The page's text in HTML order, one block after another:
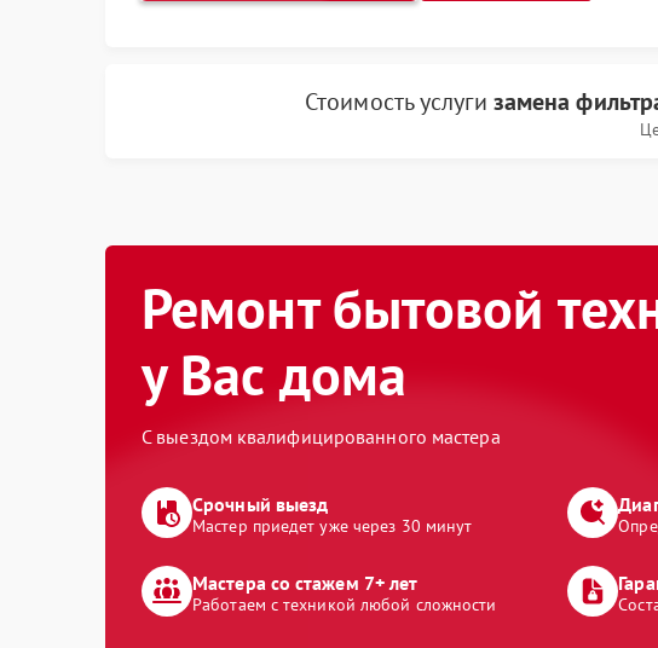
Стоимость услуги замена
Ремонт бытовой
у Вас дома
С выездом квалифицированного мастера
Срочный выезд
Мастер приедет уже через 30 минут
Мастера со стажем 7+ лет
Работаем с техникой любой сложности